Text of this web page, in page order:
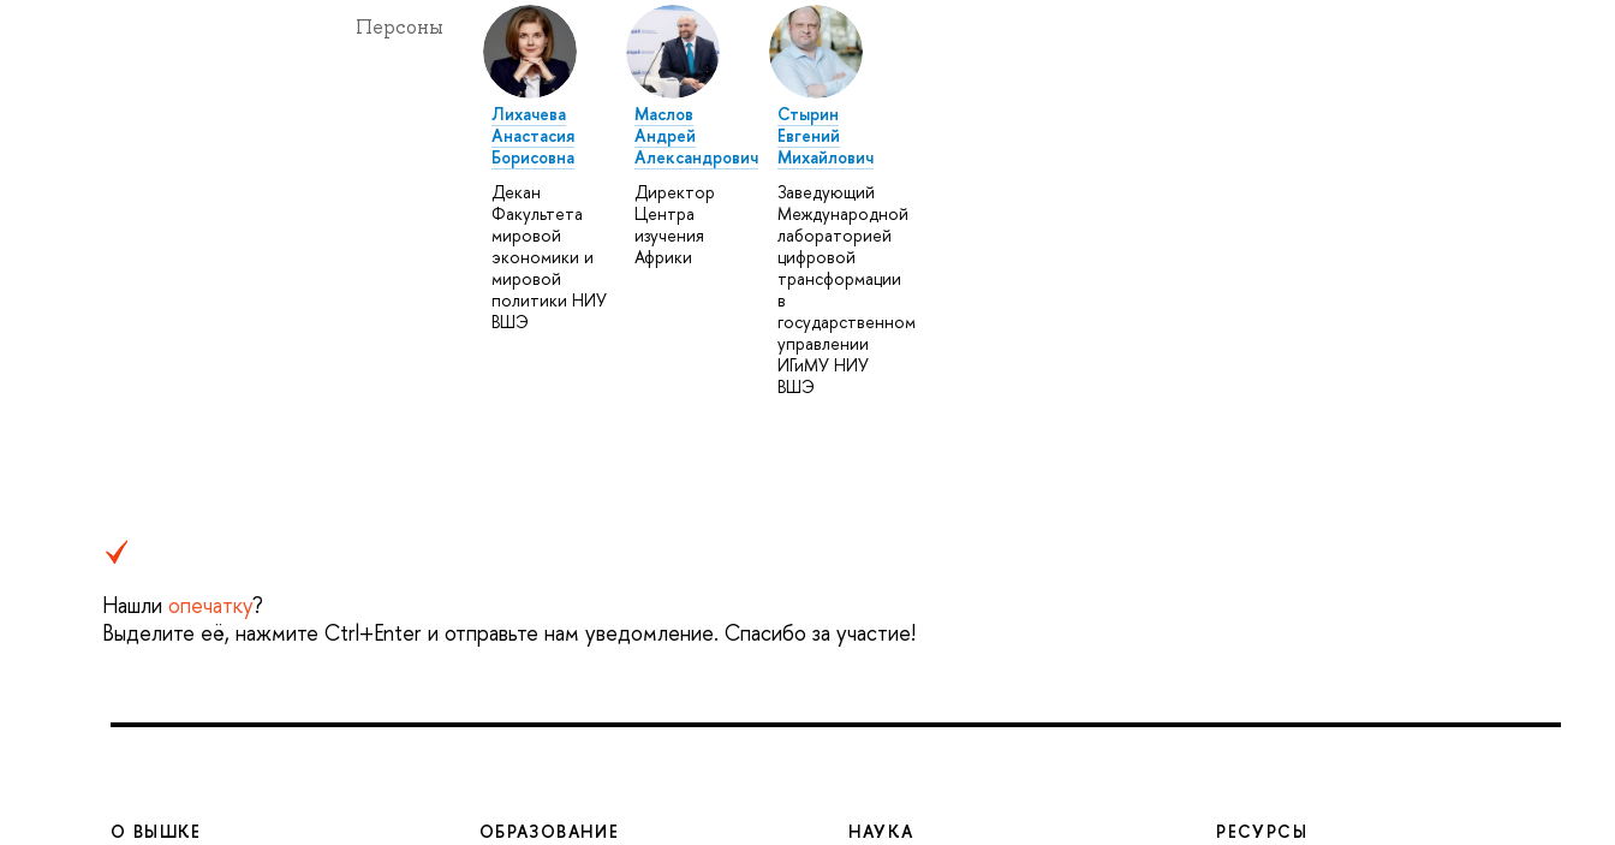
Персоны
Лихачева
Анастасия
Борисовна
Декан
Факультета
мировой
экономики и
мировой
политики НИУ
ВШЭ
Маслов
Андрей
Александрович
Директор
Центра
изучения
Африки
Стырин
Евгений
Михайлович
Заведующий
Международной
лабораторией
цифровой
трансформации
в
государственном
управлении
ИГиМУ НИУ
ВШЭ
Нашли опечатку?
Выделите её, нажмите Ctrl+Enter и отправьте нам уведомление. Спасибо за участие!
О ВЫШКЕ
ОБРАЗОВАНИЕ
НАУКА
РЕСУРСЫ